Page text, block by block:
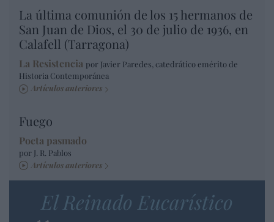
La última comunión de los 15 hermanos de
San Juan de Dios, el 30 de julio de 1936, en
Calafell (Tarragona)
La Resistencia por Javier Paredes, catedrático emérito de
Historia Contemporánea
Artículos anteriores
Fuego
Poeta pasmado
por J. R. Pablos
Artículos anteriores
El Reinado Eucarístico